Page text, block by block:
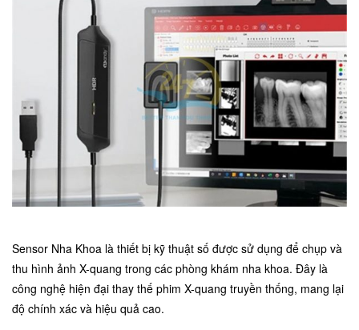
Sensor Nha Khoa là thiết bị kỹ thuật số được sử dụng để chụp và
thu hình ảnh X-quang trong các phòng khám nha khoa. Đây là
công nghệ hiện đại thay thế phim X-quang truyền thống, mang lại
độ chính xác và hiệu quả cao.